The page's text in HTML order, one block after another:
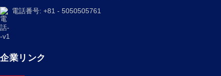
電話番号: +81 - 5050505761
企業リンク